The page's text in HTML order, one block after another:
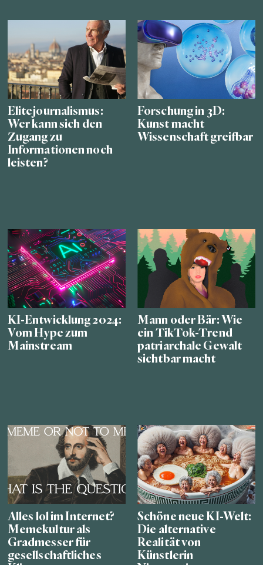
Elitejournalismus:
Wer kann sich den
Zugang zu
Informationen noch
leisten?
Forschung in 3D:
Kunst macht
Wissenschaft greifbar
KI-Entwicklung 2024:
Vom Hype zum
Mainstream
Mann oder Bär: Wie
ein TikTok-Trend
patriarchale Gewalt
sichtbar macht
Alles lol im Internet?
Memekultur als
Gradmesser für
gesellschaftliches
Schöne neue KI-Welt:
Die alternative
Realität von
Künstlerin